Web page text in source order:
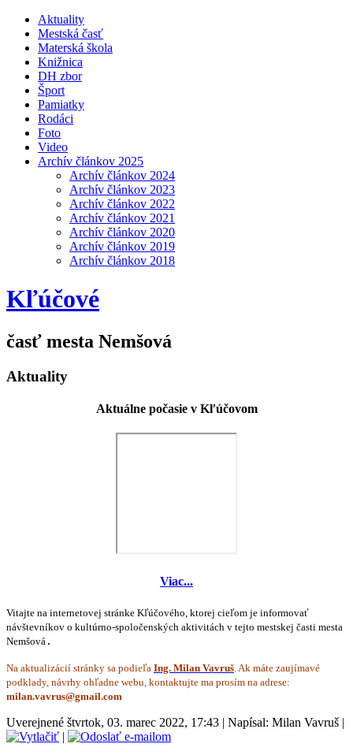
Aktuality
Mestská časť
Materská škola
Knižnica
DH zbor
Šport
Pamiatky
Rodáci
Foto
Video
Archív článkov 2025
Archív článkov 2024
Archív článkov 2023
Archív článkov 2022
Archív článkov 2021
Archív článkov 2020
Archív článkov 2019
Archív článkov 2018
Kľúčové
časť mesta Nemšová
Aktuality
Aktuálne počasie v Kľúčovom
Viac...
Vitajte na internetovej stránke Kľúčového, ktorej cieľom je informovať
návštevníkov o kultúrno-spoločenských aktivitách v tejto mestskej časti mesta
Nemšová .
Na aktualizácií stránky sa podieľa Ing. Milan Vavruš . Ak máte zaujímavé
podklady, návrhy ohľadne webu, kontaktujte ma prosím na adrese:
Uverejnené štvrtok, 03. marec 2022, 17:43 | Napísal: Milan Vavruš |
|